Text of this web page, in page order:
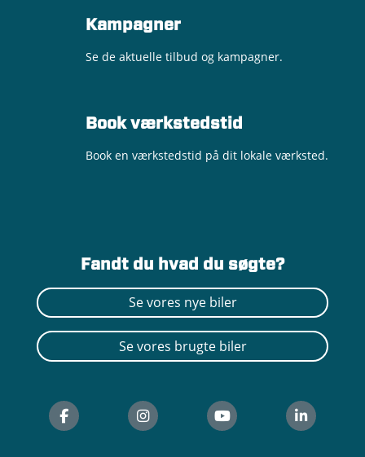
Kampagner
Se de aktuelle tilbud og kampagner.
Book værkstedstid
Book en værkstedstid på dit lokale værksted.
Fandt du hvad du søgte?
Se vores nye biler
Se vores brugte biler